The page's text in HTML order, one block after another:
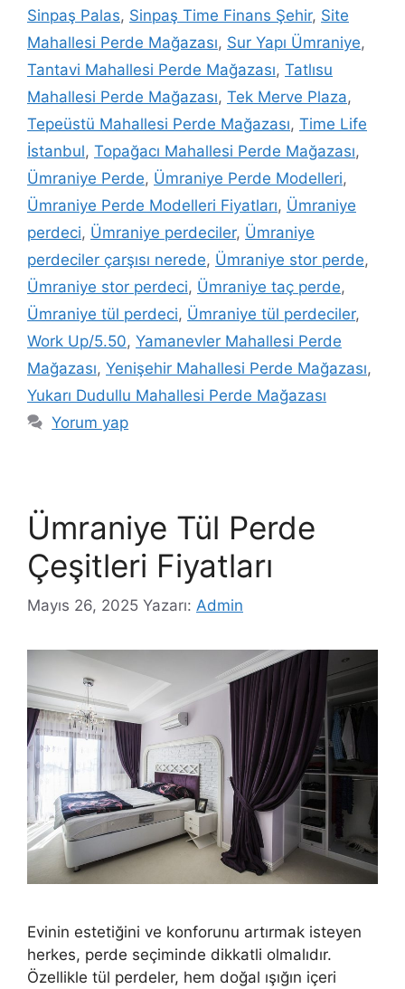
Sinpaş Palas, Sinpaş Time Finans Şehir, Site
Mahallesi Perde Mağazası, Sur Yapı Ümraniye,
Tantavi Mahallesi Perde Mağazası, Tatlısu
Mahallesi Perde Mağazası, Tek Merve Plaza,
Tepeüstü Mahallesi Perde Mağazası, Time Life
İstanbul, Topağacı Mahallesi Perde Mağazası,
Ümraniye Perde, Ümraniye Perde Modelleri,
Ümraniye Perde Modelleri Fiyatları, Ümraniye
perdeci, Ümraniye perdeciler, Ümraniye
perdeciler çarşısı nerede, Ümraniye stor perde,
Ümraniye stor perdeci, Ümraniye taç perde,
Ümraniye tül perdeci, Ümraniye tül perdeciler,
Work Up/5.50, Yamanevler Mahallesi Perde
Mağazası, Yenişehir Mahallesi Perde Mağazası,
Yukarı Dudullu Mahallesi Perde Mağazası
Yorum yap
Ümraniye Tül Perde
Çeşitleri Fiyatları
Mayıs 26, 2025 Yazarı: Admin
Evinin estetiğini ve konforunu artırmak isteyen
herkes, perde seçiminde dikkatli olmalıdır.
Özellikle tül perdeler, hem doğal ışığın içeri